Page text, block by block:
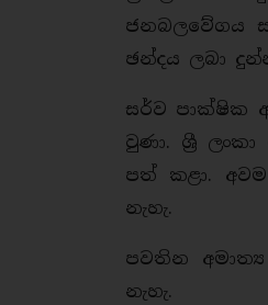
ජනබලවේගය
ඡන්දය ලබා
සර්ව පාක්ෂික
වුණා. ශ්‍රී
පත් කළා.
නැහැ.
පවතින
නැහැ.